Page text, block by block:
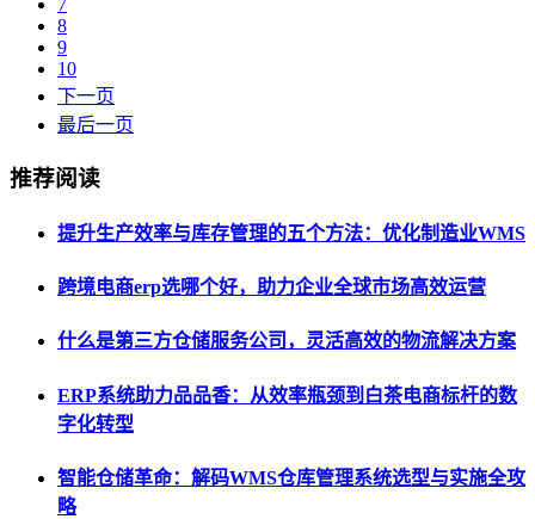
7
8
9
10
下一页
最后一页
推荐阅读
提升生产效率与库存管理的五个方法：优化制造业WMS
跨境电商erp选哪个好，助力企业全球市场高效运营
什么是第三方仓储服务公司，灵活高效的物流解决方案
ERP系统助力品品香：从效率瓶颈到白茶电商标杆的数
字化转型
智能仓储革命：解码WMS仓库管理系统选型与实施全攻
略